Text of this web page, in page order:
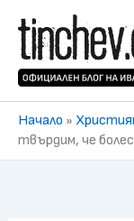
content
Начало »
твърдим, че